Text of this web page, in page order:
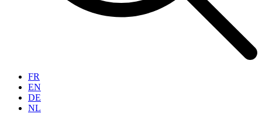
FR
EN
DE
NL